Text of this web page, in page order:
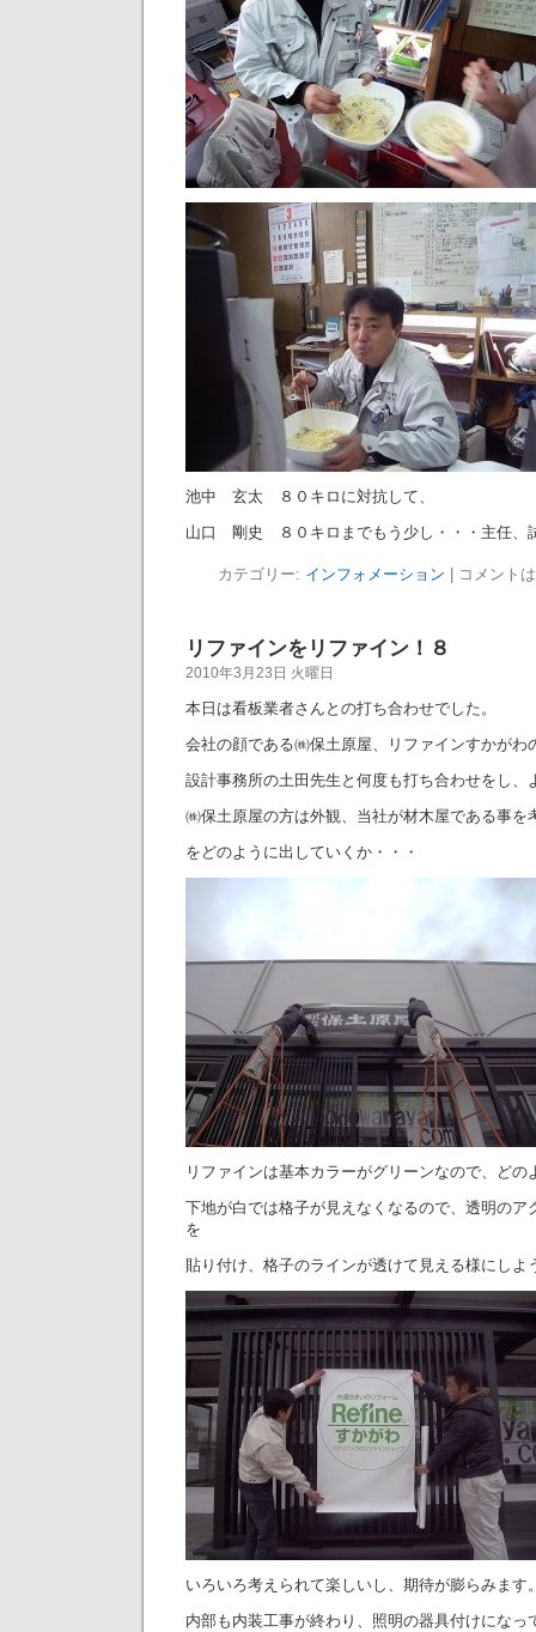
池中 玄太 ８０キロに対抗して、
山口 剛史 ８０キロまでもう少し・・・主任、
カテゴリー: インフォメーション コメント
リファインをリファイン！８
2010年3月23日 火曜日
本日は看板業者さんとの打ち合わせでした。
会社の顔である㈱保土原屋、リファインすかがわ
設計事務所の土田先生と何度も打ち合わせをし、
㈱保土原屋の方は外観、当社が材木屋である事を
をどのように出していくか・・・
リファインは基本カラーがグリーンなので、どの
下地が白では格子が見えなくなるので、透明のア
を
貼り付け、格子のラインが透けて見える様にしよ
いろいろ考えられて楽しいし、期待が膨らみます
内部も内装工事が終わり、照明の器具付けになっ